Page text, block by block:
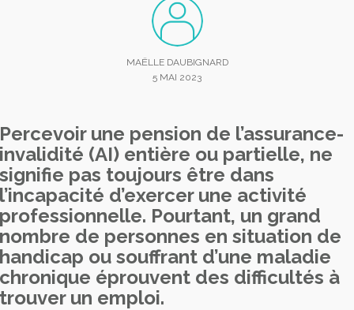
MAËLLE DAUBIGNARD
5 MAI 2023
Percevoir une pension de l’assurance-
invalidité (AI) entière ou partielle, ne
signifie pas toujours être dans
l’incapacité d’exercer une activité
professionnelle. Pourtant, un grand
nombre de personnes en situation de
handicap ou souffrant d’une maladie
chronique éprouvent des difficultés à
trouver un emploi.